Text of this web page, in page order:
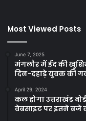
Most Viewed Posts
June 7, 2025
मंगलौर में ईद की
दिन-दहाड़े युवक की
April 29, 2024
कल होगा उत्तराखंड
वेबसाइट पर इतने